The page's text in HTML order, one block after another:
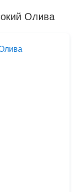
Олива